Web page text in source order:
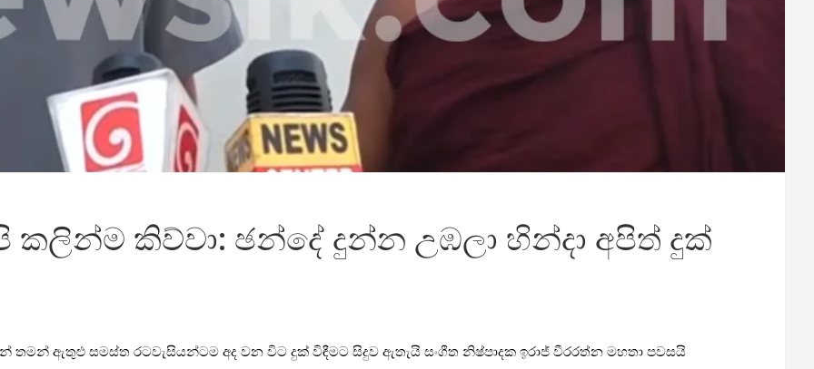
කිව්වා: ඡන්දේ දුන්න උඹලා හින්දා අපිත් දුක්
ඇතුළු සමස්ත රටවැසියන්ටම අද වන විට දුක් විඳීමට සිදුව ඇතැයි සංගීත නිෂ්පාදක ඉරාජ් වීරරත්න මහතා පවසයි